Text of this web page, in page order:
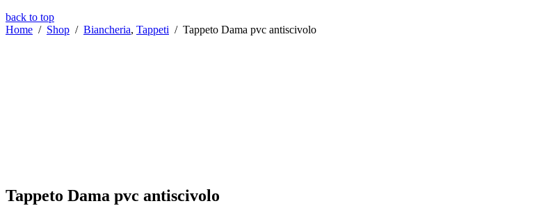
back to top
Home / Shop / Biancheria, Tappeti / Tappeto Dama pvc antiscivolo
Tappeto Dama pvc antiscivolo